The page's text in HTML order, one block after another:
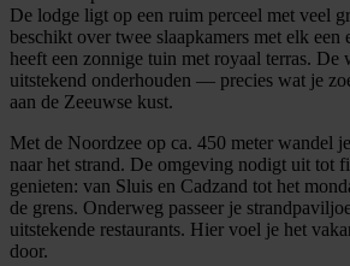
De lodge ligt op een ruim perceel met veel
beschikt over twee slaapkamers met elk een
heeft een zonnige tuin met royaal terras. De
uitstekend onderhouden — precies wat je
aan de Zeeuwse kust.
Met de Noordzee op ca. 450 meter wandel
naar het strand. De omgeving nodigt uit tot
genieten: van Sluis en Cadzand tot het
de grens. Onderweg passeer je
uitstekende restaurants. Hier voel je het
door.